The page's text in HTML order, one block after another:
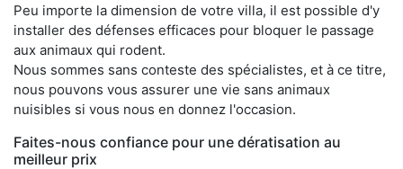
Peu importe la dimension de votre villa, il est possible d'y
installer des défenses efficaces pour bloquer le passage
aux animaux qui rodent.
Nous sommes sans conteste des spécialistes, et à ce titre,
nous pouvons vous assurer une vie sans animaux
nuisibles si vous nous en donnez l'occasion.
Faites-nous confiance pour une dératisation au
meilleur prix